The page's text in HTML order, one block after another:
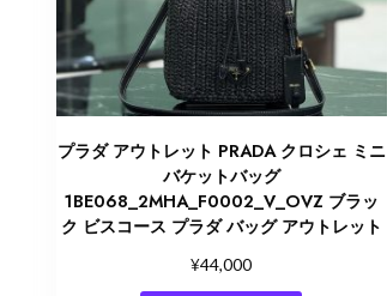
プラダ アウトレット PRADA クロシェ ミニ
バケットバッグ
1BE068_2MHA_F0002_V_OVZ ブラッ
ク ビスコース プラダ バッグ アウトレット
¥44,000